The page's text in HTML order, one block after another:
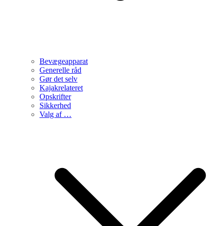
Bevægeapparat
Generelle råd
Gør det selv
Kajakrelateret
Opskrifter
Sikkerhed
Valg af …